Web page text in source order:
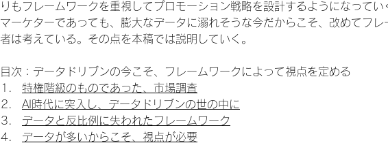
りもフレームワークを重視してプロモーション戦略を設計するようになってい
マーケターであっても、膨大なデータに溺れそうな今だからこそ、改めてフ
者は考えている。その点を本稿では説明していく。
目次：データドリブンの今こそ、フレームワークによって視点を定める
特権階級のものであった、市場調査
AI時代に突入し、データドリブンの世の中に
データと反比例に失われたフレームワーク
データが多いからこそ、視点が必要